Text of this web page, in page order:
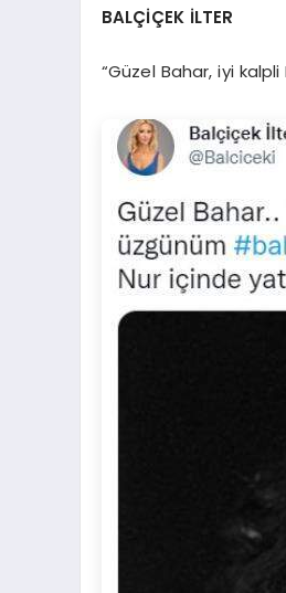
BALÇİÇEK İLTER
“Güzel Bahar, iyi